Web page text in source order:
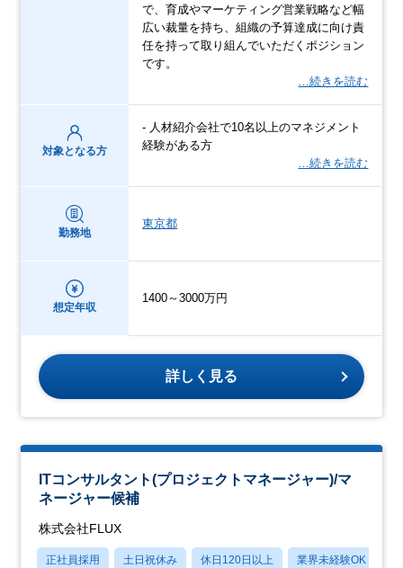
で、育成やマーケティング営業戦略など幅
広い裁量を持ち、組織の予算達成に向け責
任を持って取り組んでいただくポジション
です。
…続きを読む
対象となる方
- 人材紹介会社で10名以上のマネジメント
経験がある方
…続きを読む
勤務地
東京都
想定年収
1400～3000万円
詳しく見る
ITコンサルタント(プロジェクトマネージャー)/マ
ネージャー候補
株式会社FLUX
正社員採用 土日祝休み 休日120日以上 業界未経験OK